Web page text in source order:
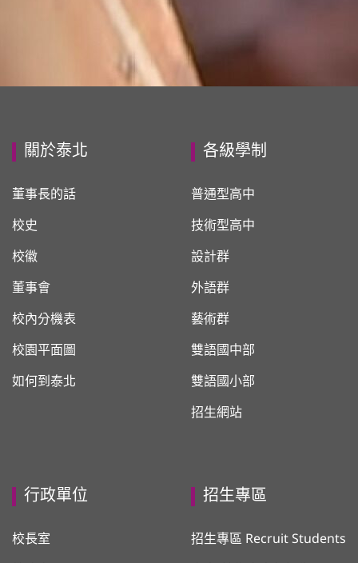
關於泰北
董事長的話
校史
校徽
董事會
校內分機表
校園平面圖
如何到泰北
各級學制
普通型高中
技術型高中
設計群
外語群
藝術群
雙語國中部
雙語國小部
招生網站
行政單位
校長室
招生專區
招生專區 Recruit Students